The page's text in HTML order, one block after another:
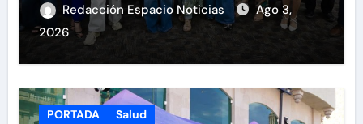
Redacción Espacio Noticias
Ago 3,
2026
PORTADA Salud